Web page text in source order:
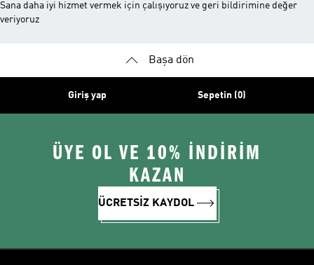
Sana daha iyi hizmet vermek için çalışıyoruz ve geri bildirimine değer
veriyoruz
Başa dön
Giriş yap Sepetin (0)
ÜYE OL VE 10% İNDİRİM
KAZAN
ÜCRETSİZ KAYDOL